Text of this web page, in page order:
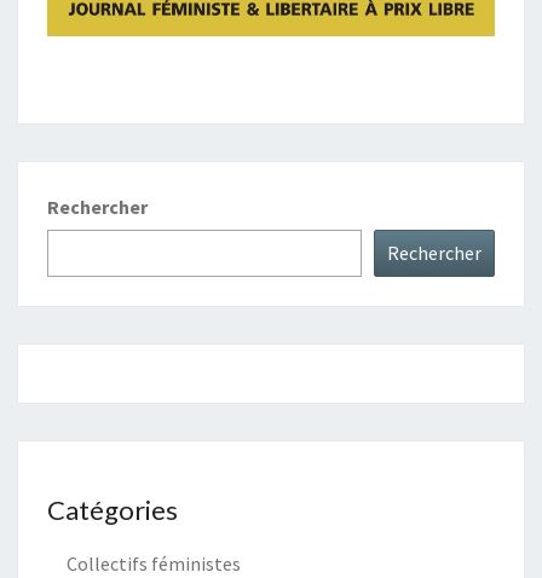
Rechercher
Rechercher
Catégories
Collectifs féministes